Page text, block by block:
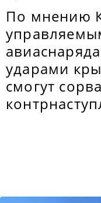
По мнению
ударами
смогут